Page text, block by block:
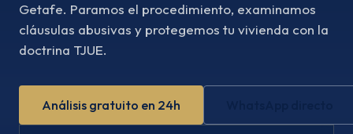
Getafe. Paramos el procedimiento, examinamos
cláusulas abusivas y protegemos tu vivienda con la
doctrina TJUE.
Análisis gratuito en 24h